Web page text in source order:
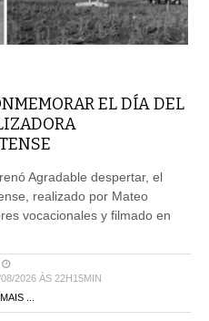
EL DÍA DEL
Agradable despertar, el
realizado por Mateo
vocacionales y filmado en
2026 ÀS 22H15MIN
...